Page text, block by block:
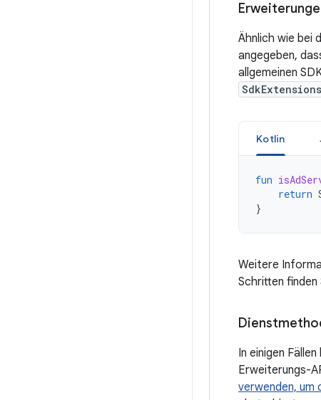
Ähnlich wie bei
angegeben,
allgemeinen
Kotlin
fun
return
}
Weitere
Schritten finden
In einigen
Erweiterungs-
verwenden, um